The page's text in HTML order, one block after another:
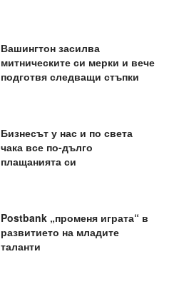
Вашингтон засилва
митническите си мерки и вече
подготвя следващи стъпки
Бизнесът у нас и по света
чака все по-дълго
плащанията си
Postbank „променя играта“ в
развитието на младите
таланти